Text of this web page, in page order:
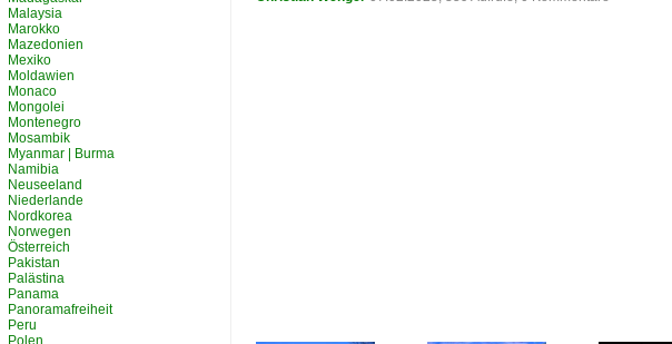
Malaysia
Marokko
Mazedonien
Mexiko
Moldawien
Monaco
Mongolei
Montenegro
Mosambik
Myanmar | Burma
Namibia
Neuseeland
Niederlande
Nordkorea
Norwegen
Österreich
Pakistan
Palästina
Panama
Panoramafreiheit
Peru
Polen